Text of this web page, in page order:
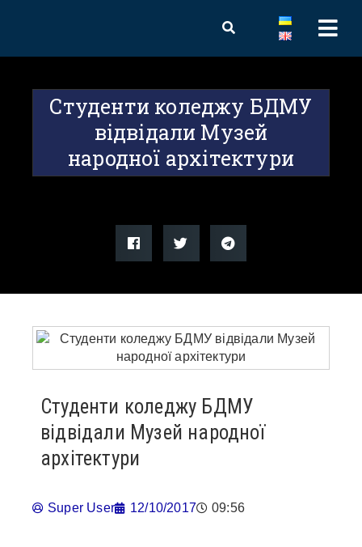
Студенти коледжу БДМУ
відвідали Музей
народної архітектури
Студенти коледжу БДМУ
відвідали Музей народної
архітектури
Super User 12/10/2017 09:56